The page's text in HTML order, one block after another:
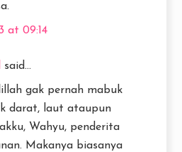
at 09:14
said...
gak pernah mabuk
darat, laut ataupun
Wahyu, penderita
Makanya biasanya